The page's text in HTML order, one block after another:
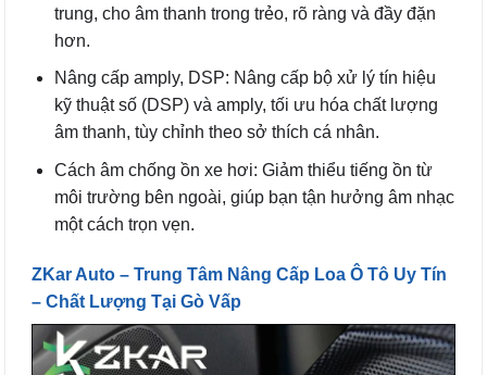
trung, cho âm thanh trong trẻo, rõ ràng và đầy đặn
hơn.
Nâng cấp amply, DSP: Nâng cấp bộ xử lý tín hiệu
kỹ thuật số (DSP) và amply, tối ưu hóa chất lượng
âm thanh, tùy chỉnh theo sở thích cá nhân.
Cách âm chống ồn xe hơi: Giảm thiểu tiếng ồn từ
môi trường bên ngoài, giúp bạn tận hưởng âm nhạc
một cách trọn vẹn.
ZKar Auto – Trung Tâm Nâng Cấp Loa Ô Tô Uy Tín
– Chất Lượng Tại Gò Vấp